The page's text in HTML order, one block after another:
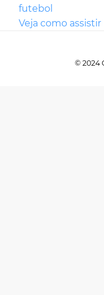
futebol
Veja como
© 2024